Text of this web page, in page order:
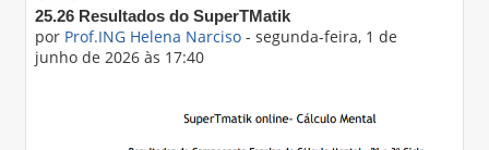
25.26 Resultados do SuperTMatik
por Prof.ING Helena Narciso - segunda-feira, 1 de
junho de 2026 às 17:40
Número de respostas: 0